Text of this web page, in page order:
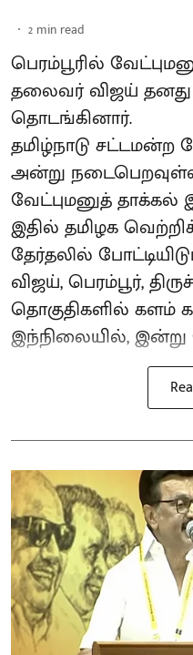
2 min read
பெரம்பூரில்
தலைவர் விஜய் தனது
தொடங்கினார்.
தமிழ்நாடு சட்டமன்ற
அன்று
வேட்புமனுத்
இதில் தமிழக
தேர்தலில்
விஜய், பெரம்பூர்,
தொகுதிகளில் களம்
இந்நிலையில், இன்று